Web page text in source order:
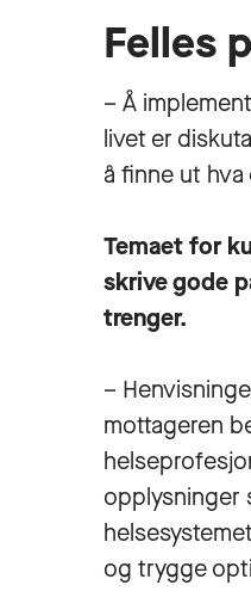
Felles
– Å
livet er
å finne ut
Temaet for
skrive gode
trenger.
–
mottageren
opplysninger
og trygge